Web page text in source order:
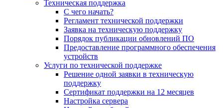
Техническая поддержка
С чего начать?
Регламент технической поддержки
Заявка на техническую поддержку
Порядок публикации обновлений ПО
Предоставление программного обеспечения
устройств
Услуги по технической поддержке
Решение одной заявки в техническую
поддержку
Сертификат поддержки на 12 месяцев
Настройка сервера